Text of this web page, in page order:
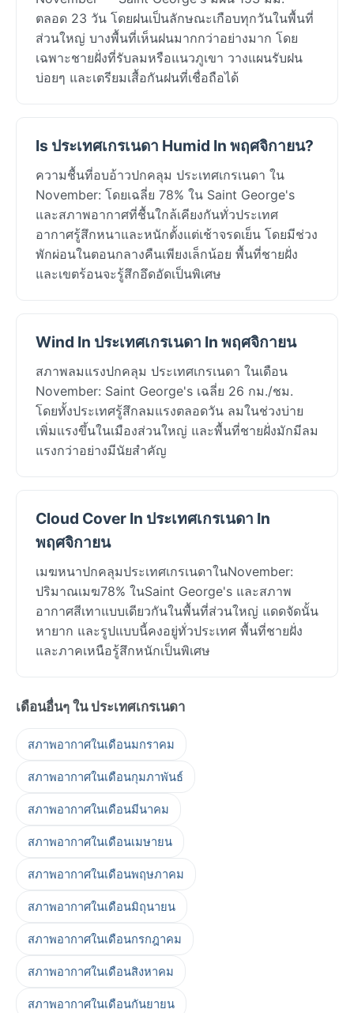
ตลอด 23 วัน โดยฝนเป็นลักษณะเกือบทุกวันในพื้นที่
ส่วนใหญ่ บางพื้นที่เห็นฝนมากกว่าอย่างมาก โดย
เฉพาะชายฝั่งที่รับลมหรือแนวภูเขา วางแผนรับฝน
บ่อยๆ และเตรียมเสื้อกันฝนที่เชื่อถือได้
Is ประเทศเกรเนดา Humid In พฤศจิกายน?
ความชื้นที่อบอ้าวปกคลุม ประเทศเกรเนดา ใน
November: โดยเฉลี่ย 78% ใน Saint George's
และสภาพอากาศที่ชื้นใกล้เคียงกันทั่วประเทศ
อากาศรู้สึกหนาและหนักตั้งแต่เช้าจรดเย็น โดยมีช่วง
พักผ่อนในตอนกลางคืนเพียงเล็กน้อย พื้นที่ชายฝั่ง
และเขตร้อนจะรู้สึกอึดอัดเป็นพิเศษ
Wind In ประเทศเกรเนดา In พฤศจิกายน
สภาพลมแรงปกคลุม ประเทศเกรเนดา ในเดือน
November: Saint George's เฉลี่ย 26 กม./ชม.
โดยทั้งประเทศรู้สึกลมแรงตลอดวัน ลมในช่วงบ่าย
เพิ่มแรงขึ้นในเมืองส่วนใหญ่ และพื้นที่ชายฝั่งมักมีลม
แรงกว่าอย่างมีนัยสำคัญ
Cloud Cover In ประเทศเกรเนดา In
พฤศจิกายน
เมฆหนาปกคลุมประเทศเกรเนดาในNovember:
ปริมาณเมฆ78% ในSaint George's และสภาพ
อากาศสีเทาแบบเดียวกันในพื้นที่ส่วนใหญ่ แดดจัดนั้น
หายาก และรูปแบบนี้คงอยู่ทั่วประเทศ พื้นที่ชายฝั่ง
และภาคเหนือรู้สึกหนักเป็นพิเศษ
เดือนอื่นๆ ใน ประเทศเกรเนดา
สภาพอากาศในเดือนมกราคม
สภาพอากาศในเดือนกุมภาพันธ์
สภาพอากาศในเดือนมีนาคม
สภาพอากาศในเดือนเมษายน
สภาพอากาศในเดือนพฤษภาคม
สภาพอากาศในเดือนมิถุนายน
สภาพอากาศในเดือนกรกฎาคม
สภาพอากาศในเดือนสิงหาคม
สภาพอากาศในเดือนกันยายน